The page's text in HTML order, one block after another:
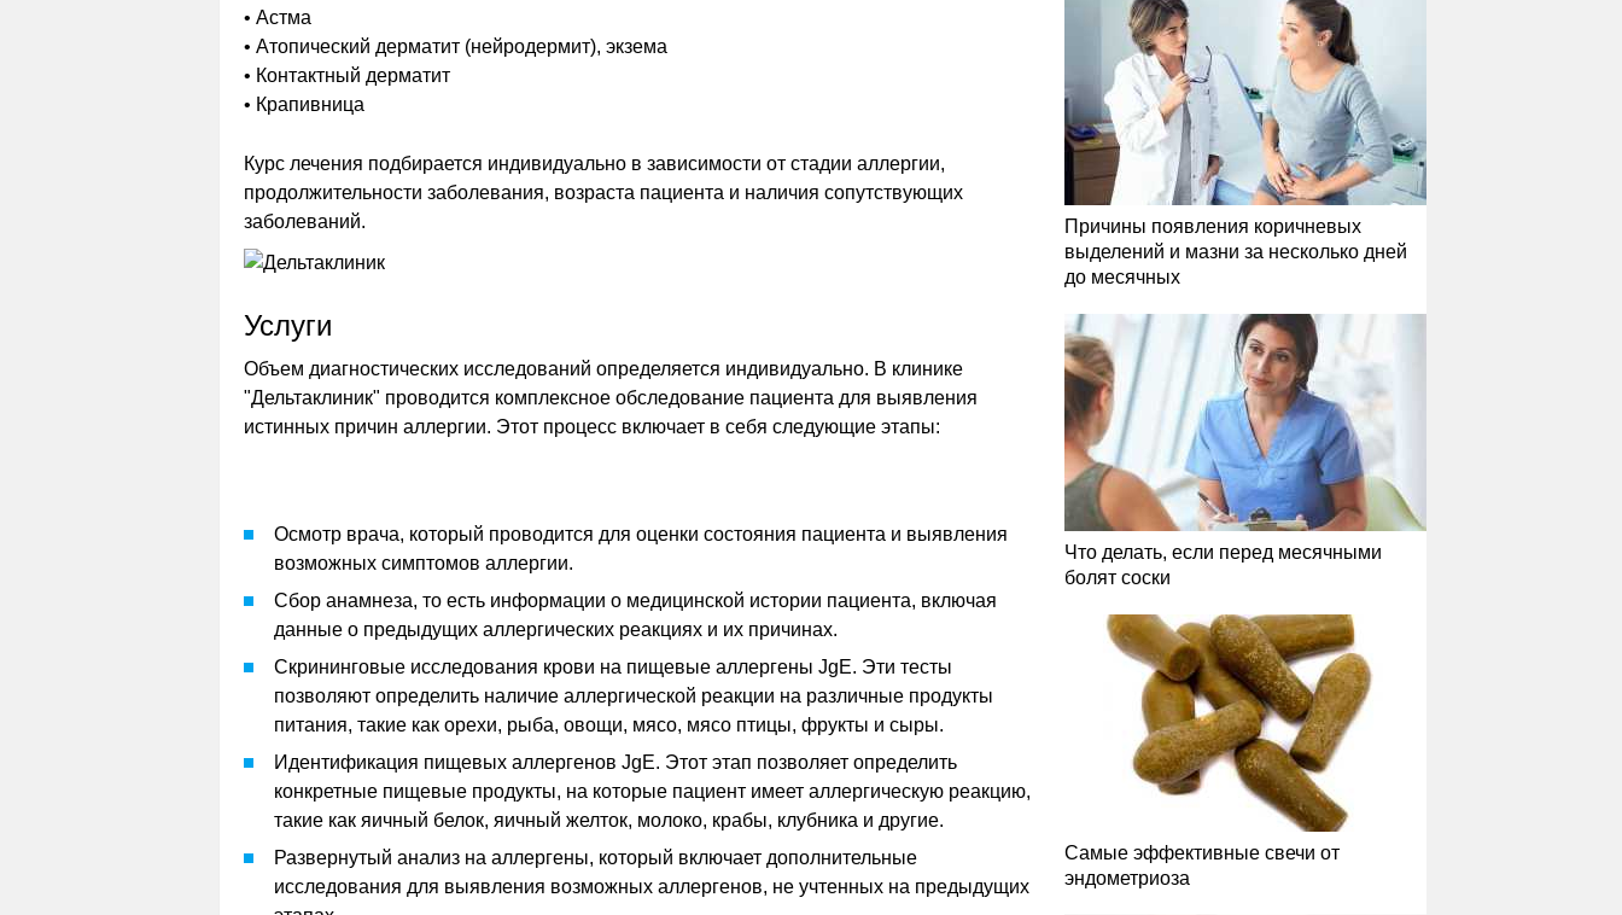
• Астма
• Атопический дерматит (нейродермит), экзема
• Контактный дерматит
• Крапивница
Курс лечения подбирается индивидуально в зависимости от стадии аллергии,
продолжительности заболевания, возраста пациента и наличия сопутствующих
заболеваний.
Услуги
Объем диагностических исследований определяется индивидуально. В клинике
"Дельтаклиник" проводится комплексное обследование пациента для выявления
истинных причин аллергии. Этот процесс включает в себя следующие этапы:
Осмотр врача, который проводится для оценки состояния пациента и выявления
возможных симптомов аллергии.
Сбор анамнеза, то есть информации о медицинской истории пациента, включая
данные о предыдущих аллергических реакциях и их причинах.
Скрининговые исследования крови на пищевые аллергены JgE. Эти тесты
позволяют определить наличие аллергической реакции на различные продукты
питания, такие как орехи, рыба, овощи, мясо, мясо птицы, фрукты и сыры.
Идентификация пищевых аллергенов JgE. Этот этап позволяет определить
конкретные пищевые продукты, на которые пациент имеет аллергическую реакцию,
такие как яичный белок, яичный желток, молоко, крабы, клубника и другие.
Развернутый анализ на аллергены, который включает дополнительные
исследования для выявления возможных аллергенов, не учтенных на предыдущих
Причины появления коричневых
выделений и мазни за несколько дней
до месячных
Что делать, если перед месячными
болят соски
Самые эффективные свечи от
эндометриоза